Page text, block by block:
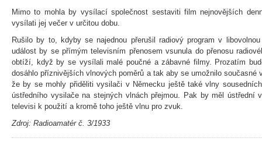
Mimo to mohla by vysílací společnost sestaviti film nejnovějších
vysílati jej večer v určitou dobu.
Rušilo by to, kdyby se najednou přerušil radiový program v
událost by se přímým televisním přenosem vsunula do přenosu
obtíží, když by se vysílali malé poučné a zábavné filmy. Prozatím
dosáhlo příznivějších vlnových poměrů a tak aby se umožnilo
že by se mohly přiděliti vysilači v Německu ještě také vlny
ústředního vysilače na stejných vlnách přejmou. Pak by měl ústřední
televisi k použití a kromě toho ještě vlnu pro zvuk.
Zdroj: Radioamatér č. 3/1933